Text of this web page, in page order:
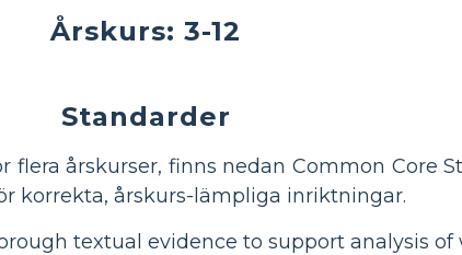
Årskurs: 3-12
Standarder
årskurser, finns nedan Common Core
korrekta, årskurs-lämpliga inriktningar.
textual evidence to support analysis of